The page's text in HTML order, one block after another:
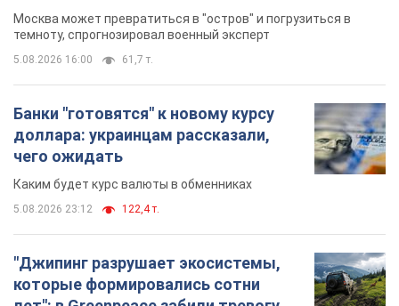
5.08.2026 23:12 122,4 т.
"Джипинг разрушает экосистемы,
которые формировались сотни
лет": в Greenpeace забили тревогу
В высокогорье расположены альпийские и
комплексы, которые формировались на протяжении сотен
лет